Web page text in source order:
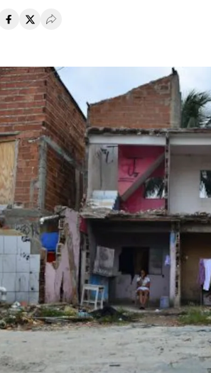
en Whatsapp
Compartir en Facebook
Compartir en Twitter
Desplegar Redes Sociales